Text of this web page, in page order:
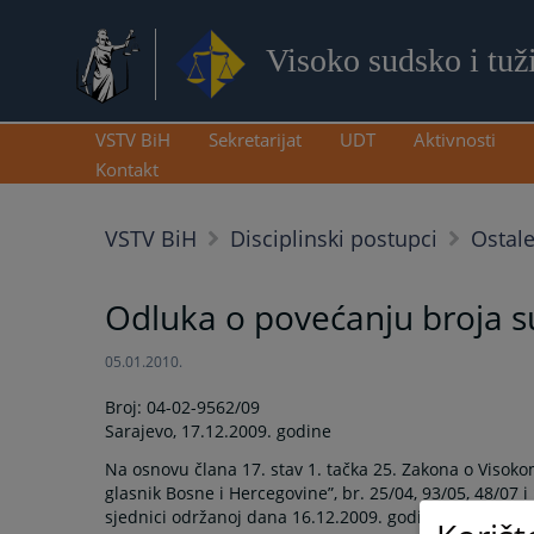
Visoko sudsko i
VSTV BiH Sekretarijat UDT Aktivnosti
Kontakt
VSTV BiH Disciplinski postupci
Odluka o povećanju broja
05.01.2010.
Broj: 04-02-9562/09
Sarajevo, 17.12.2009. godine
Na osnovu člana 17. stav 1. tačka 25. Zakona o
glasnik Bosne i Hercegovine”, br. 25/04, 93/05, 48/
sjednici održanoj dana 16.12.2009. godine, donijelo